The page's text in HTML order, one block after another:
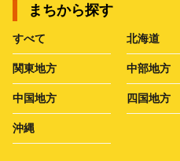
まちから探す
すべて 北海道
関東地方 中部地方
中国地方 四国地方
沖縄